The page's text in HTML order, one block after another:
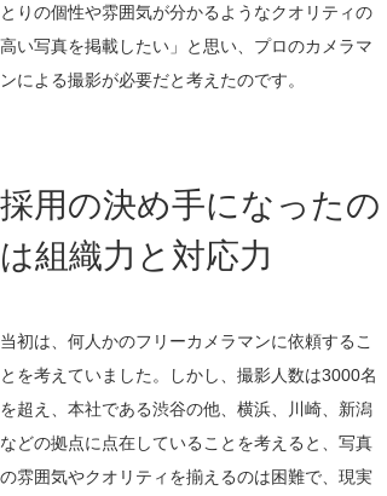
とりの個性や雰囲気が分かるようなクオリティの
高い写真を掲載したい」と思い、プロのカメラマ
ンによる撮影が必要だと考えたのです。
採用の決め手になったの
は組織力と対応力
当初は、何人かのフリーカメラマンに依頼するこ
とを考えていました。しかし、撮影人数は3000名
を超え、本社である渋谷の他、横浜、川崎、新潟
などの拠点に点在していることを考えると、写真
の雰囲気やクオリティを揃えるのは困難で、現実